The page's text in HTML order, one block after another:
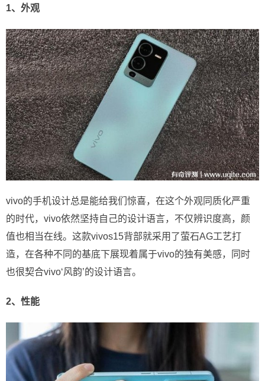
1、外观
vivo的手机设计总是能给我们惊喜，在这个外观同质化严重
的时代，vivo依然坚持自己的设计语言，不仅辨识度高，颜
值也相当在线。这款vivos15背部就采用了萤石AG工艺打
造，在各种不同的基底下展现着属于vivo的独有美感，同时
也很契合vivo‘风韵’的设计语言。
2、性能